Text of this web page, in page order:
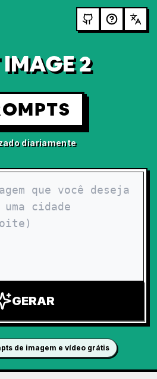
2
diariamente
GERAR
de imagem e vídeo grátis